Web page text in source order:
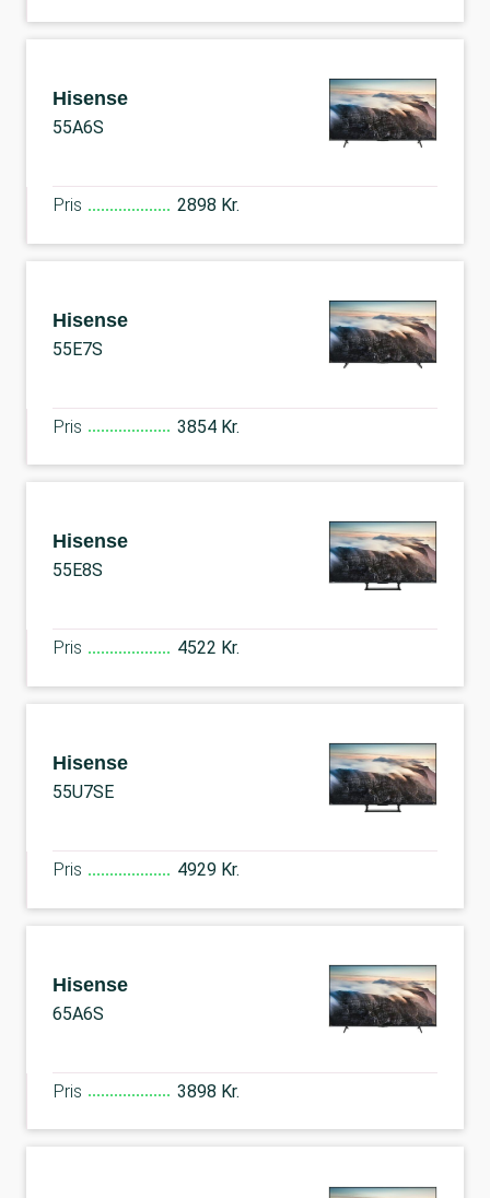
Hisense
55A6S
Pris 2898 Kr.
Hisense
55E7S
Pris 3854 Kr.
Hisense
55E8S
Pris 4522 Kr.
Hisense
55U7SE
Pris 4929 Kr.
Hisense
65A6S
Pris 3898 Kr.